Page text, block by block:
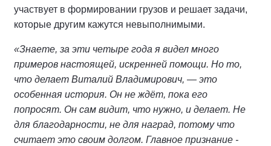
участвует в формировании грузов и решает задачи,
которые другим кажутся невыполнимыми.
«Знаете, за эти четыре года я видел много
примеров настоящей, искренней помощи. Но то,
что делает Виталий Владимирович, — это
особенная история. Он не ждёт, пока его
попросят. Он сам видит, что нужно, и делает. Не
для благодарности, не для наград, потому что
считает это своим долгом. Главное признание -